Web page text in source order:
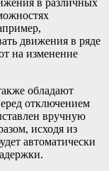
движения в ряде
на изменение
обладают
отключением
вручную
исходя из
автоматически